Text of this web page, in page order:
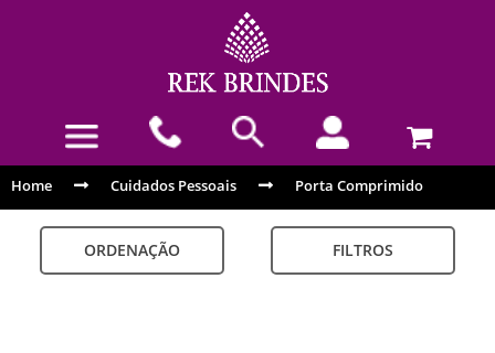
Home Cuidados Pessoais Porta Comprimido
ORDENAÇÃO FILTROS